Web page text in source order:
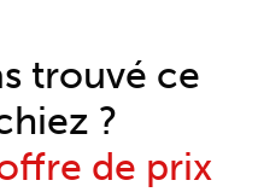
trouvé ce
?
de prix